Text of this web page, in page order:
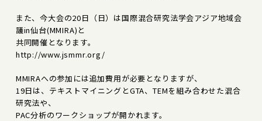
また、今大会の20日（日）は国際混合研究法学会アジア地域会
議in仙台(MMIRA)と
共同開催となります。
http://www.jsmmr.org/
MMIRAへの参加には追加費用が必要となりますが、
19日は、テキストマイニングとGTA、TEMを組み合わせた混合
研究法や、
PAC分析のワークショップが開かれます。